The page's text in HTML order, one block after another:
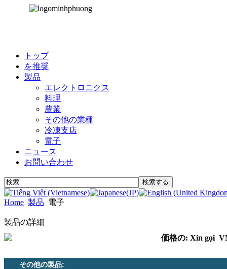
トップ
を推奨
製品
エレクトロニクス
料理
農業
その他の業種
冷凍支店
電子
ニュース
お問い合わせ
Home 製品 電子
製品の詳細
価格の: Xin gọi
その他の製品: